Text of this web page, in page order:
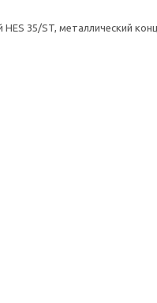
35/ST, металлический